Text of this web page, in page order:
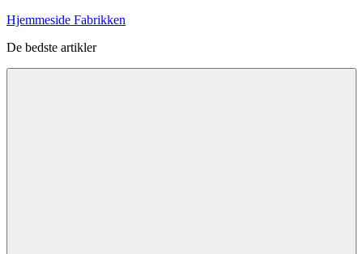
Videre
indhold
Hjemmeside Fabrikken
De bedste artikler